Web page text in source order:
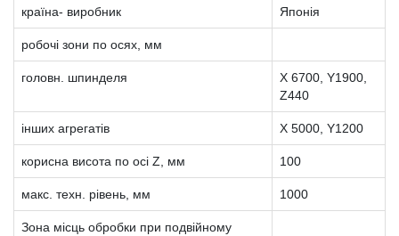
країна- виробник Японія
робочі зони по осях, мм
головн. шпинделя
X 6700, Y1900,
Z440
інших агрегатів X 5000, Y1200
корисна висота по осі Z, мм 100
макс. техн. рівень, мм 1000
Зона місць обробки при подвійному